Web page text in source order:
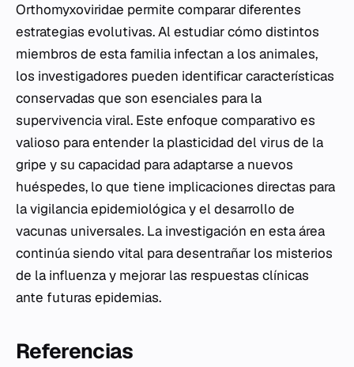
Orthomyxoviridae permite comparar diferentes
estrategias evolutivas. Al estudiar cómo distintos
miembros de esta familia infectan a los animales,
los investigadores pueden identificar características
conservadas que son esenciales para la
supervivencia viral. Este enfoque comparativo es
valioso para entender la plasticidad del virus de la
gripe y su capacidad para adaptarse a nuevos
huéspedes, lo que tiene implicaciones directas para
la vigilancia epidemiológica y el desarrollo de
vacunas universales. La investigación en esta área
continúa siendo vital para desentrañar los misterios
de la influenza y mejorar las respuestas clínicas
ante futuras epidemias.
Referencias